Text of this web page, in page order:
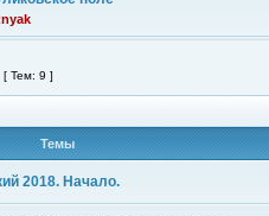
[ Тем: 9 ]
Темы
2018. Начало.